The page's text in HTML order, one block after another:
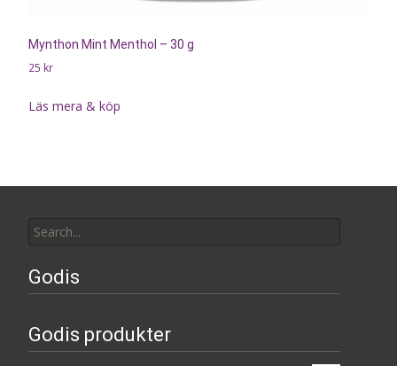
Mynthon Mint Menthol – 30 g
25 kr
Läs mera & köp
for:
Godis
Godis produkter